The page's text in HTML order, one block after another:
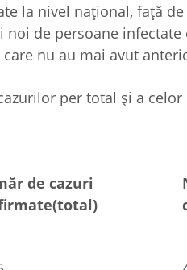
la nivel național, față
de persoane infectate
care nu au mai avut
per total și a
de cazuri